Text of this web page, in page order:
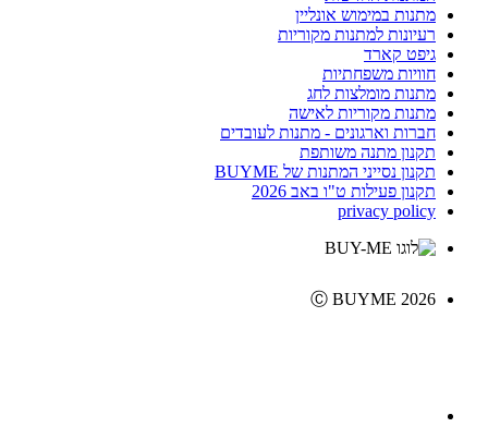
מתנות במימוש אונליין
רעיונות למתנות מקוריות
גיפט קארד
חוויות משפחתיות
מתנות מומלצות לחג
מתנות מקוריות לאישה
חברות וארגונים - מתנות לעובדים
תקנון מתנה משותפת
תקנון נסייני המתנות של BUYME
תקנון פעילות ט"ו באב 2026
privacy policy
Ⓒ BUYME 2026